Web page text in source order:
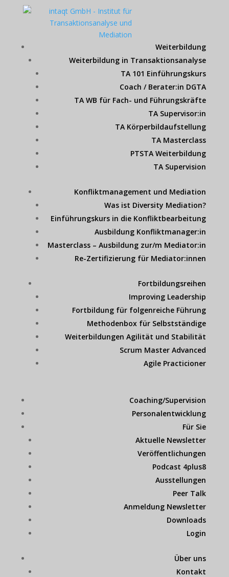
Weiterbildung
Weiterbildung in Transaktionsanalyse
TA 101 Einführungskurs
Coach / Berater:in DGTA
TA WB für Fach- und Führungskräfte
TA Supervisor:in
TA Körperbildaufstellung
TA Masterclass
PTSTA Weiterbildung
TA Supervision
Konfliktmanagement und Mediation
Was ist Diversity Mediation?
Einführungskurs in die Konfliktbearbeitung
Ausbildung Konfliktmanager:in
Masterclass – Ausbildung zur/m Mediator:in
Re-Zertifizierung für Mediator:innen
Fortbildungsreihen
Improving Leadership
Fortbildung für folgenreiche Führung
Methodenbox für Selbstständige
Weiterbildungen Agilität und Stabilität
Scrum Master Advanced
Agile Practicioner
Coaching/Supervision
Personalentwicklung
Für Sie
Aktuelle Newsletter
Veröffentlichungen
Podcast 4plus8
Ausstellungen
Peer Talk
Anmeldung Newsletter
Downloads
Login
Über uns
Kontakt